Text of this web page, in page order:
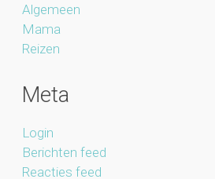
Algemeen
Mama
Reizen
Meta
Login
Berichten feed
Reacties feed